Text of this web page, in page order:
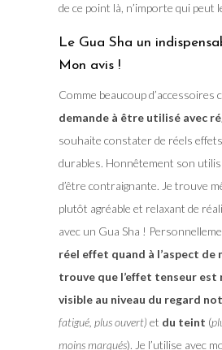
de ce point là, n’importe qui peut
Le Gua Sha un
Mon avis !
Comme beaucoup d’accessoires
demande à être utilisé avec
souhaite constater de réels
durables. Honnêtement son
d’être contraignante. Je trouve
plutôt agréable et relaxant de
avec un Gua Sha !
réel effet quand à l’aspect de
trouve que l’effet tenseur est
visible au niveau du regard
fatigué, plus ouvert) et du teint (
moins marqués). Je l’utilise avec